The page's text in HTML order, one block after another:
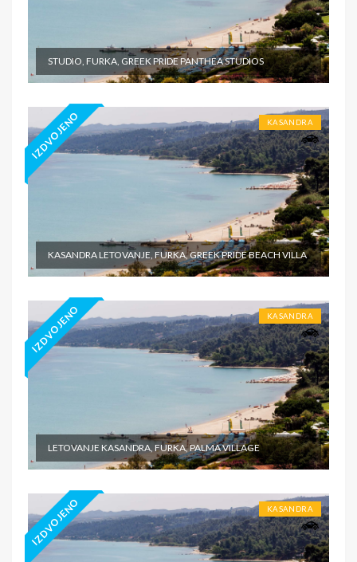
STUDIO, FURKA, GREEK PRIDE PANTHEA STUDIOS
IZDVOJENO KASANDRA
KASANDRA LETOVANJE, FURKA, GREEK PRIDE BEACH VILLA
IZDVOJENO KASANDRA
LETOVANJE KASANDRA, FURKA, PALMA VILLAGE
IZDVOJENO KASANDRA